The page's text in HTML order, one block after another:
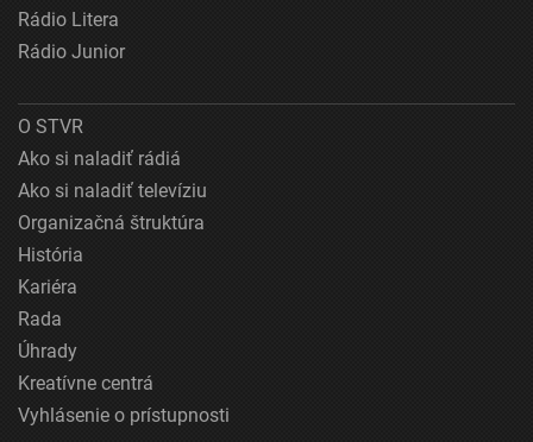
Rádio Litera
Rádio Junior
O STVR
Ako si naladiť rádiá
Ako si naladiť televíziu
Organizačná štruktúra
História
Kariéra
Rada
Úhrady
Kreatívne centrá
Vyhlásenie o prístupnosti